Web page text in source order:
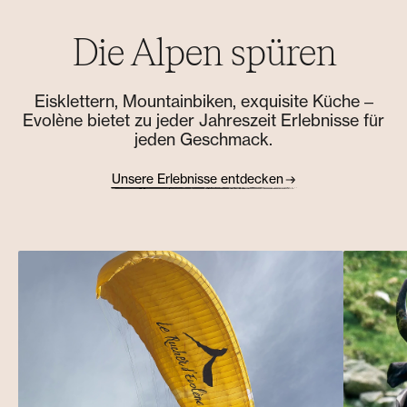
Die Alpen spüren
Eisklettern, Mountainbiken, exquisite Küche –
Evolène bietet zu jeder Jahreszeit Erlebnisse für
jeden Geschmack.
Unsere Erlebnisse entdecken